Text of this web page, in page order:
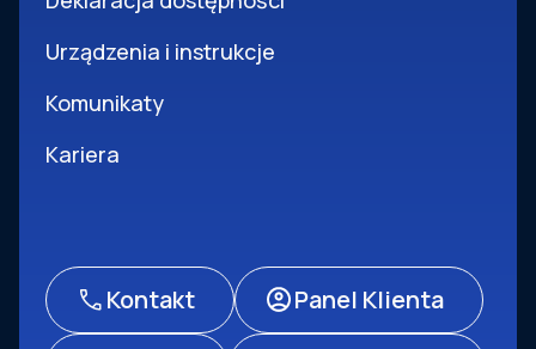
Urządzenia i instrukcje
Komunikaty
Kariera
Kontakt Panel Klienta